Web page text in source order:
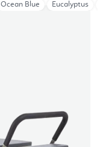
Ocean Blue Eucalyptus